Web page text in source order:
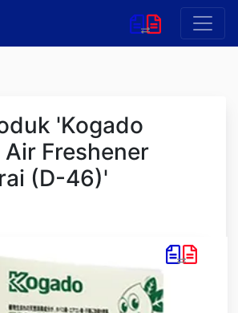
'Kogado
Freshener
(D-46)'